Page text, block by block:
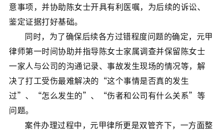
意事项，并协助陈女士开具有利医嘱，为后续的诉讼、
鉴定证据打好基础。
同时，为了确保后续各方过错程度问题的确定，元甲
律师第一时间协助并指导陈女士家属调查并保留陈女士
一家人与公司的沟通记录、事故发生现场的情况等，解
决了打工受伤最难解决的“这个事情是否真的发生
过”、“怎么发生的”、“伤者和公司有什么关系”等
问题。
案件办理过程中，元甲律所更是双管齐下，一方面整